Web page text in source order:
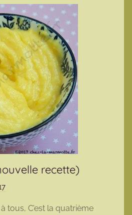
recette)
tous, C’est la quatrième